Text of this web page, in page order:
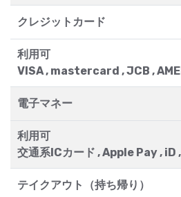
クレジットカード
利用可
VISA , mastercard , JCB ,
電子マネー
利用可
交通系ICカード , Apple Pay ,
テイクアウト（持ち帰り）